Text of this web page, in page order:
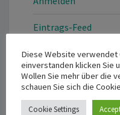
Eintrags-Feed
Kommentar-Feed
WordPress.org
Diese Website verwendet
einverstanden klicken Sie
Wollen Sie mehr über die
schauen Sie sich die
Cookie Settings